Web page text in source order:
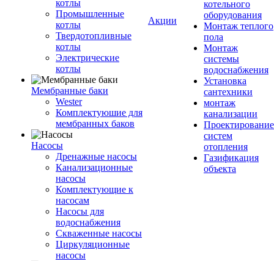
котлы
Промышленные
котлы
Твердотопливные
котлы
Электрические
котлы
Мембранные баки
Wester
Комплектуюшие для
мембранных баков
Насосы
Дренажные насосы
Канализационные
насосы
Комплектующие к
насосам
Насосы для
водоснабжения
Скваженные насосы
Циркуляционные
насосы
Акции
котельного
оборудования
Монтаж теплого
пола
Монтаж
системы
водоснабжения
Установка
сантехники
монтаж
канализации
Проектирование
систем
отопления
Газификация
объекта